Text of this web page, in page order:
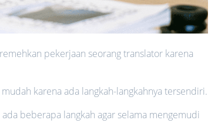
pekerjaan seorang translator karena
karena ada langkah-langkahnya tersendiri.
beberapa langkah agar selama mengemudi